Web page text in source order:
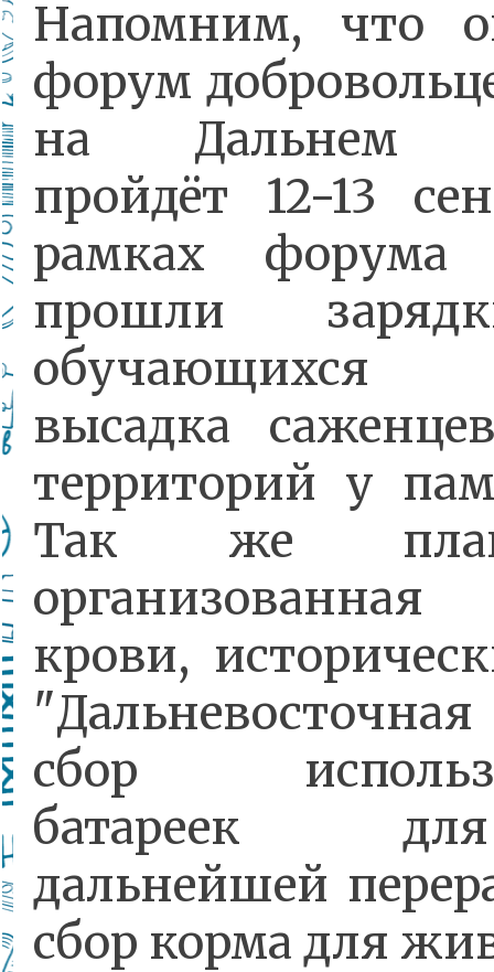
Напомним, что
форум
на Дальнем
пройдёт 12-13
рамках
прошли
высадка
территорий у
Так же
крови,
сбор
батареек
дальнейшей
сбор корма для